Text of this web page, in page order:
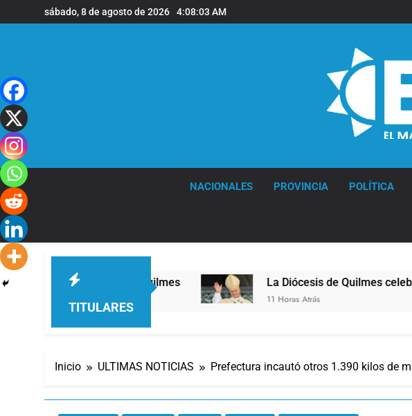
al
sábado, 8 de agosto de 2026 4:08:04 AM
NACIONALES PROVINCIA POLÍTICA
TITULARES
en la sede de Quilmes La Diócesis de Quilmes celebró la
11 Horas Atrás
Inicio ULTIMAS NOTICIAS Prefectura incautó otros 1.390 kilos de